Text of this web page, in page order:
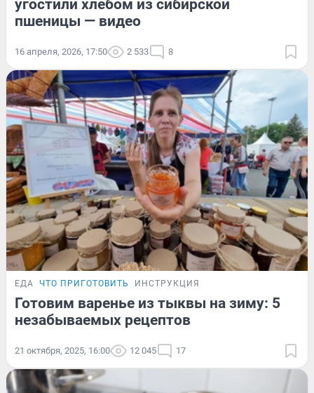
угостили хлебом из сибирской
пшеницы — видео
16 апреля, 2026, 17:50 2 533 8
ЕДА ЧТО ПРИГОТОВИТЬ ИНСТРУКЦИЯ
Готовим варенье из тыквы на зиму: 5
незабываемых рецептов
21 октября, 2025, 16:00 12 045 17